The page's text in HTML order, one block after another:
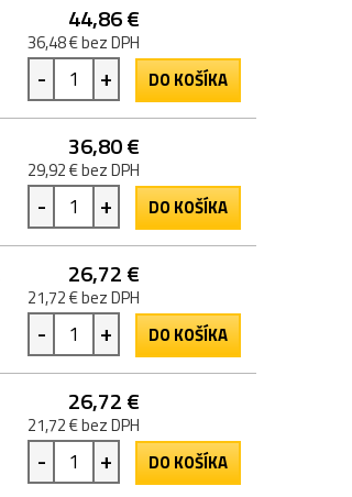
44,86 €
36,48 € bez DPH
- + DO KOŠÍKA
36,80 €
29,92 € bez DPH
- + DO KOŠÍKA
26,72 €
21,72 € bez DPH
- + DO KOŠÍKA
26,72 €
21,72 € bez DPH
- + DO KOŠÍKA